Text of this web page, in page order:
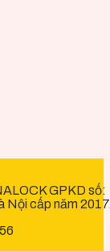
GPKD số:
Nội cấp năm